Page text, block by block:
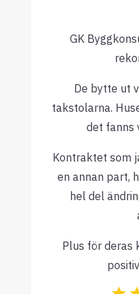
GK
De bytte ut
takstolarna.
det fanns
Kontraktet som
en annan part,
hel del
Plus för deras